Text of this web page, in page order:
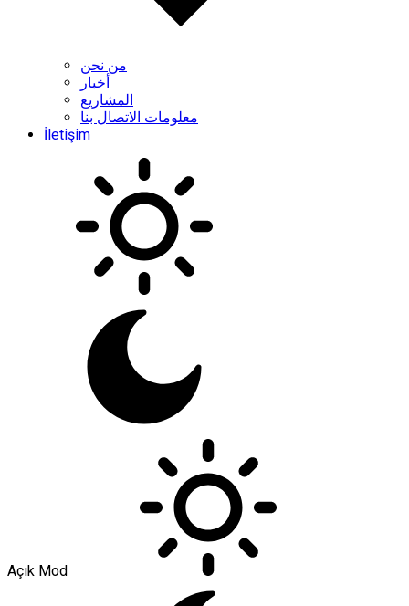
من نحن
أخبار
المشاريع
معلومات الاتصال بنا
İletişim
Açık Mod